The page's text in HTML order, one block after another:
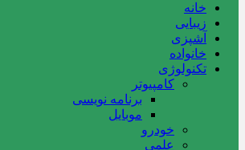
خانه
زیبایی
آشپزی
خانواده
تکنولوژی
کامپیوتر
برنامه نویسی
موبایل
خودرو
علمی